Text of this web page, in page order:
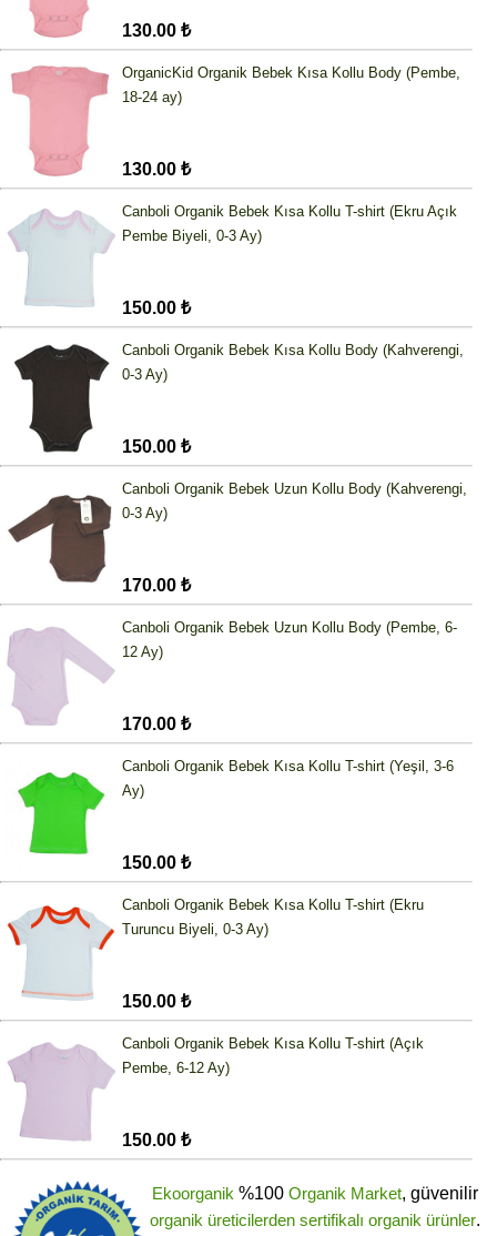
130.00 ₺
OrganicKid Organik Bebek Kısa Kollu Body (Pembe,
18-24 ay)
130.00 ₺
Canboli Organik Bebek Kısa Kollu T-shirt (Ekru Açık
Pembe Biyeli, 0-3 Ay)
150.00 ₺
Canboli Organik Bebek Kısa Kollu Body (Kahverengi,
0-3 Ay)
150.00 ₺
Canboli Organik Bebek Uzun Kollu Body (Kahverengi,
0-3 Ay)
170.00 ₺
Canboli Organik Bebek Uzun Kollu Body (Pembe, 6-
12 Ay)
170.00 ₺
Canboli Organik Bebek Kısa Kollu T-shirt (Yeşil, 3-6
Ay)
150.00 ₺
Canboli Organik Bebek Kısa Kollu T-shirt (Ekru
Turuncu Biyeli, 0-3 Ay)
150.00 ₺
Canboli Organik Bebek Kısa Kollu T-shirt (Açık
Pembe, 6-12 Ay)
150.00 ₺
Ekoorganik %100 Organik Market, güvenilir
organik üreticilerden sertifikalı organik ürünler.